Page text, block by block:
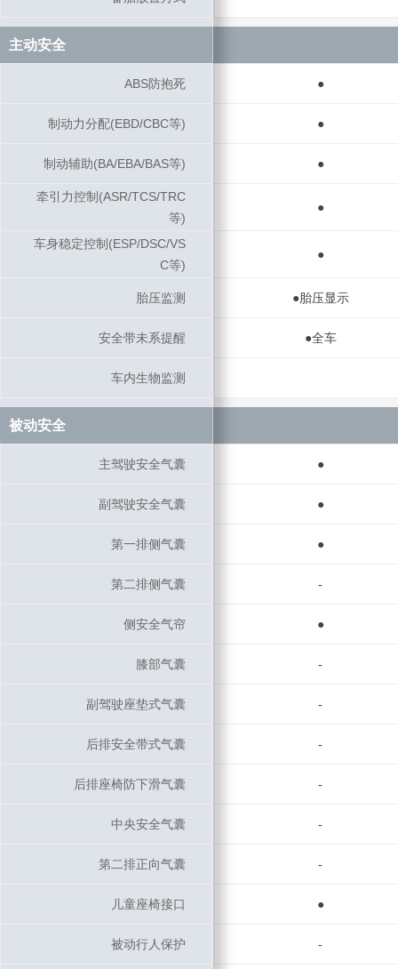
主动安全
ABS防抱死 ●
制动力分配(EBD/CBC等) ●
制动辅助(BA/EBA/BAS等) ●
牵引力控制(ASR/TCS/TRC
等)
●
车身稳定控制(ESP/DSC/VS
C等)
●
胎压监测 ●胎压显示
安全带未系提醒 ●全车
车内生物监测
被动安全
主驾驶安全气囊 ●
副驾驶安全气囊 ●
第一排侧气囊 ●
第二排侧气囊 -
侧安全气帘 ●
膝部气囊 -
副驾驶座垫式气囊 -
后排安全带式气囊 -
后排座椅防下滑气囊 -
中央安全气囊 -
第二排正向气囊 -
儿童座椅接口 ●
被动行人保护 -
主动安全
ABS防抱死
制动力分配(EBD/CBC等)
制动辅助(BA/EBA/BAS等)
牵引力控制(ASR/TCS/TRC
等)
车身稳定控制(ESP/DSC/VS
C等)
胎压监测
安全带未系提醒
车内生物监测
被动安全
主驾驶安全气囊
副驾驶安全气囊
第一排侧气囊
第二排侧气囊
侧安全气帘
膝部气囊
副驾驶座垫式气囊
后排安全带式气囊
后排座椅防下滑气囊
中央安全气囊
第二排正向气囊
儿童座椅接口
被动行人保护